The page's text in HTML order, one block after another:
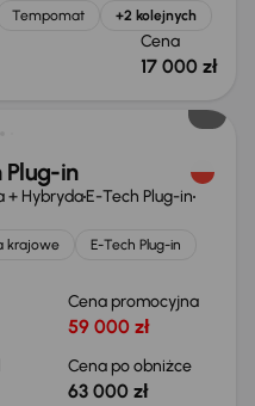
Tempomat +2 kolejnych
Cena
17 000 zł
Plug-in
+ HybrydaE-Tech Plug-in
krajowe
E-Tech Plug-in
Cena promocyjna
59 000 zł
Cena po obniżce
63 000 zł